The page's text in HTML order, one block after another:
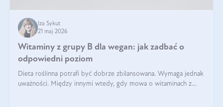
Iza Sykut
21 maj 2026
Witaminy z grupy B dla wegan: jak zadbać o
odpowiedni poziom
Dieta roślinna potrafi być dobrze zbilansowana. Wymaga jednak
uważności. Między innymi wtedy, gdy mowa o witaminach z